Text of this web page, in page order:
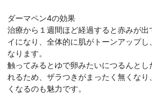
ダーマペン4の効果
治療から１週間ほど経過すると赤みが出
イになり、全体的に肌がトーンアップし
なります。
触ってみるとゆで卵みたいにつるんとし
れるため、ザラつきがまったく無くなり
くなるのも魅力です。